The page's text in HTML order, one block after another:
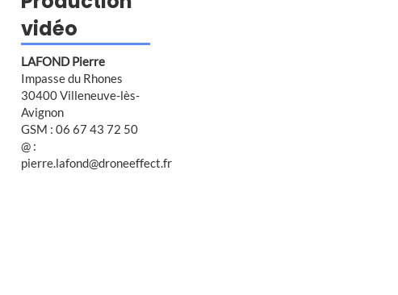
vidéo
LAFOND Pierre
Impasse du Rhones
30400 Villeneuve-lès-
Avignon
GSM : 06 67 43 72 50
@ :
pierre.lafond@droneeffect.fr